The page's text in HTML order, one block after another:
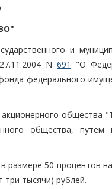
и
N 691
"О
федерального
общества
общества, путем
размере 50 процентов
три тысячи) рублей.